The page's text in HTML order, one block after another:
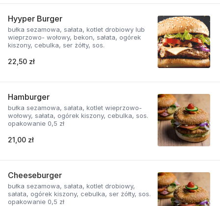
Hyyper Burger
bułka sezamowa, sałata, kotlet drobiowy lub
wieprzowo- wołowy, bekon, sałata, ogórek
kiszony, cebulka, ser żółty, sos.
22,50 zł
Hamburger
bułka sezamowa, sałata, kotlet wieprzowo-
wołowy, sałata, ogórek kiszony, cebulka, sos.
opakowanie 0,5 zł
21,00 zł
Cheeseburger
bułka sezamowa, sałata, kotlet drobiowy,
sałata, ogórek kiszony, cebulka, ser żółty, sos.
opakowanie 0,5 zł